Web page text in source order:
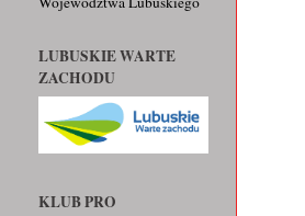
LUBUSKIE WARTE
ZACHODU
KLUB PRO